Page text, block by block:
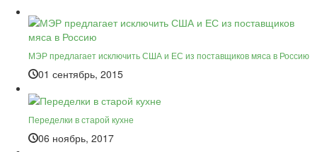
МЭР предлагает исключить США и ЕС из поставщиков мяса в Россию
01 сентябрь, 2015
Переделки в старой кухне
06 ноябрь, 2017